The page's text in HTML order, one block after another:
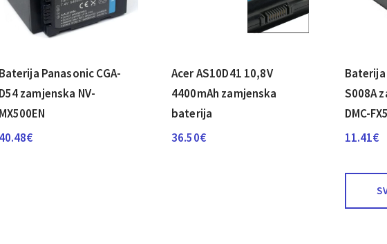
Baterija Panasonic CGA-
D54 zamjenska NV-
MX500EN
40.48€
Acer AS10D41 10,8V
4400mAh zamjenska
baterija
36.50€
Baterija
S008A
DMC-
11.41€